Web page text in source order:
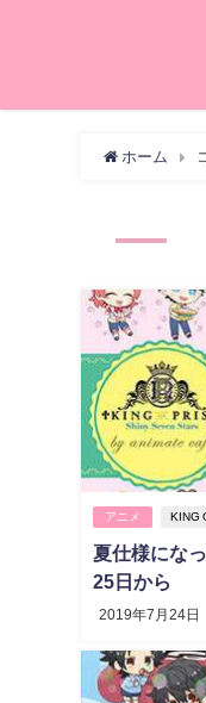
ホーム
アニメ KING
夏仕様にな
25日から
2019年7月24日